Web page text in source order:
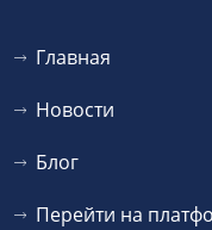
Главная
Новости
Блог
Перейти на